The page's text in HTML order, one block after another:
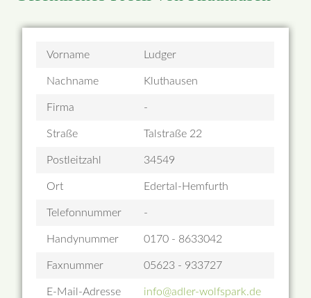
Vorname Ludger
Nachname Kluthausen
Firma -
Straße Talstraße 22
Postleitzahl 34549
Ort Edertal-Hemfurth
Telefonnummer -
Handynummer 0170 - 8633042
Faxnummer 05623 - 933727
E-Mail-Adresse info@adler-wolfspark.de